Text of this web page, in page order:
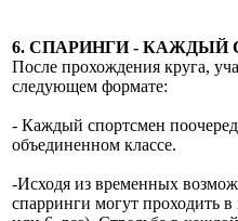
6. СПАРИНГИ -
После прохождения круга,
следующем формате:
- Каждый спортсмен
объединенном классе.
-Исходя из временных
спарринги могут проходить